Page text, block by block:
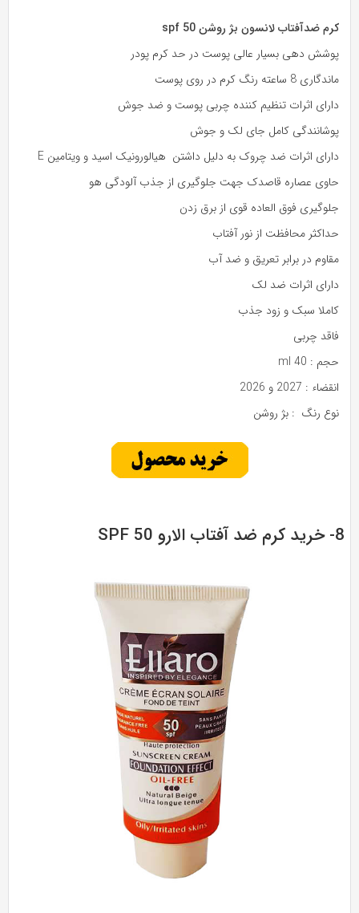
کرم ضدآفتاب لانسون بژ روشن spf 50
پوشش دهی بسیار عالی پوست در حد کرم پودر
ماندگاری 8 ساعته رنگ کرم در روی پوست
دارای اثرات تنظیم کننده چربی پوست و ضد جوش
پوشانندگی کامل جای لک و جوش
دارای اثرات ضد چروک به دلیل داشتن هیالورونیک اسید و ویتامین E
حاوی عصاره قاصدک جهت جلوگیری از جذب آلودگی هو
جلوگیری فوق العاده قوی از برق زدن
حداکثر محافظت از نور آفتاب
مقاوم در برابر تعریق و ضد آب
دارای اثرات ضد لک
کاملا سبک و زود جذب
فاقد چربی
حجم : 40 ml
انقضاء : 2027 و 2026
نوع رنگ : بژ روشن